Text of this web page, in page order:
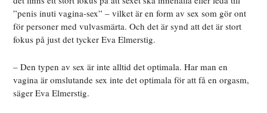
”penis inuti vagina-sex” – vilket är en form av sex som gör ont
för personer med vulvasmärta. Och det är synd att det är stort
fokus på just det tycker Eva Elmerstig.
– Den typen av sex är inte alltid det optimala. Har man en
vagina är omslutande sex inte det optimala för att få en orgasm,
säger Eva Elmerstig.